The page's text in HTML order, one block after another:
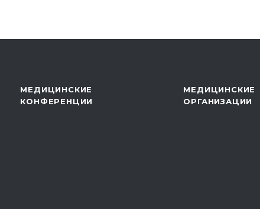
МЕДИЦИНСКИЕ
КОНФЕРЕНЦИИ
МЕДИЦИНСКИЕ
ОРГАНИЗАЦИИ